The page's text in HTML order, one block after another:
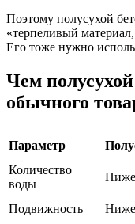
Поэтому полусухой
«терпеливый
Его тоже нужно
Чем
обычного
Параметр
Количество
воды
Ниже
Подвижность